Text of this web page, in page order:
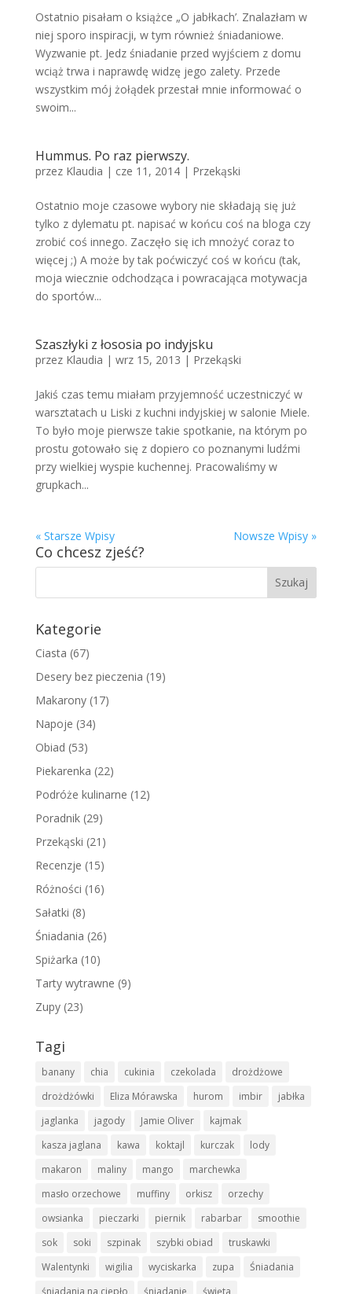
Ostatnio pisałam o książce „O jabłkach’. Znalazłam w
niej sporo inspiracji, w tym również śniadaniowe.
Wyzwanie pt. Jedz śniadanie przed wyjściem z domu
wciąż trwa i naprawdę widzę jego zalety. Przede
wszystkim mój żołądek przestał mnie informować o
swoim...
Hummus. Po raz pierwszy.
przez Klaudia | cze 11, 2014| Przekąski
Ostatnio moje czasowe wybory nie składają się już
tylko z dylematu pt. napisać w końcu coś na bloga czy
zrobić coś innego. Zaczęło się ich mnożyć coraz to
więcej ;) A może by tak poćwiczyć coś w końcu (tak,
moja wiecznie odchodząca i powracająca motywacja
do sportów...
Szaszłyki z łososia po indyjsku
przez Klaudia | wrz 15, 2013 | Przekąski
Jakiś czas temu miałam przyjemność uczestniczyć w
warsztatach u Liski z kuchni indyjskiej w salonie Miele.
To było moje pierwsze takie spotkanie, na którym po
prostu gotowało się z dopiero co poznanymi ludźmi
przy wielkiej wyspie kuchennej. Pracowaliśmy w
grupkach...
« Starsze Wpisy Nowsze Wpisy »
Co chcesz zjeść?
Kategorie
Ciasta (67)
Desery bez pieczenia (19)
Makarony(17)
Napoje (34)
Obiad (53)
Piekarenka (22)
Podróże kulinarne (12)
Poradnik(29)
Przekąski (21)
Recenzje (15)
Różności (16)
Sałatki (8)
Śniadania (26)
Spiżarka (10)
Tarty wytrawne (9)
Zupy(23)
Tagi
banany chia cukinia czekolada
drożdżowe
drożdżówki
Eliza Mórawska hurom imbir
jabłka
jaglanka
jagody Jamie Oliver
kajmak
kasza jaglana
kawa koktajl kurczak
lody
makaron
maliny mango
marchewka
masło orzechowe
muffiny orkisz
orzechy
owsianka
pieczarki piernik rabarbar
smoothie
sok
soki szpinak szybki obiad
truskawki
Walentynki
wigilia wyciskarka zupa
Śniadania
śniadania na ciepło
śniadanie święta